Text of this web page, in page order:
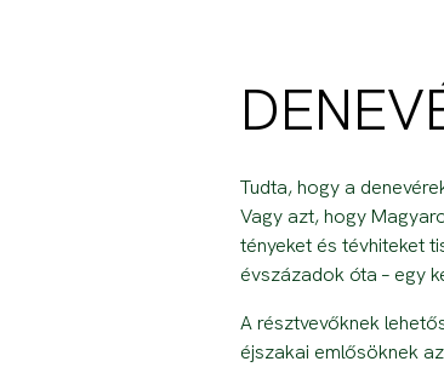
Tudta, hogy a
Vagy azt, hogy
tényeket és tévhiteket
évszázadok óta – egy
A résztvevőknek
éjszakai emlősöknek